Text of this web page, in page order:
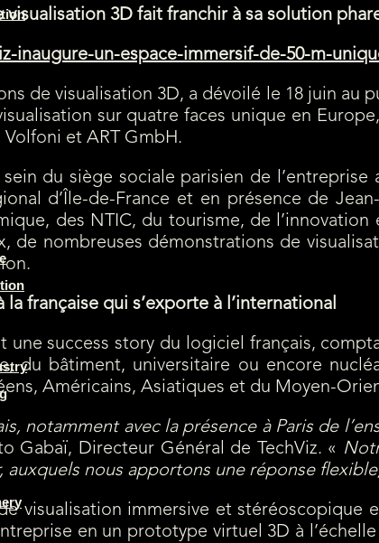
3D fait franchir à sa solution
inaugure-un-espace-immersif-de-50-m-
de visualisation 3D, a dévoilé le 18 juin
sur quatre faces unique en
Volfoni et ART GmbH.
du siège sociale parisien de
d’Île-de-France et en présence de
des NTIC, du tourisme, de
de nombreuses démonstrations de
française qui s’exporte à l’international
une success story du logiciel français,
du bâtiment, universitaire ou encore
Américains, Asiatiques et du Moyen-
notamment avec la présence à Paris de
Gabaï, Directeur Général de TechViz. «
auxquels nous apportons une réponse
visualisation immersive et
en un prototype virtuel 3D à